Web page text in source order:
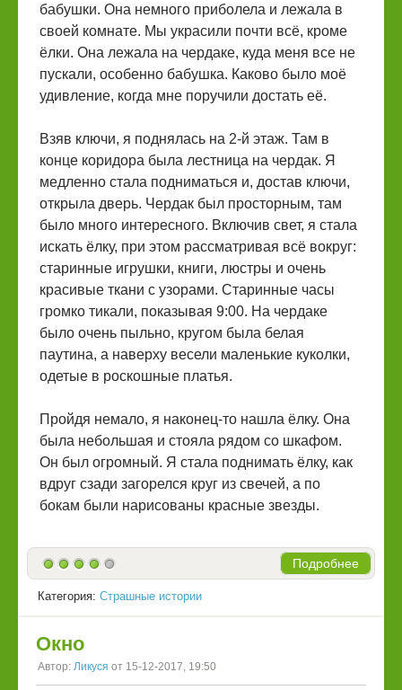
бабушки. Она немного приболела и лежала в
своей комнате. Мы украсили почти всё, кроме
ёлки. Она лежала на чердаке, куда меня все не
пускали, особенно бабушка. Каково было моё
удивление, когда мне поручили достать её.
Взяв ключи, я поднялась на 2-й этаж. Там в
конце коридора была лестница на чердак. Я
медленно стала подниматься и, достав ключи,
открыла дверь. Чердак был просторным, там
было много интересного. Включив свет, я стала
искать ёлку, при этом рассматривая всё вокруг:
старинные игрушки, книги, люстры и очень
красивые ткани с узорами. Старинные часы
громко тикали, показывая 9:00. На чердаке
было очень пыльно, кругом была белая
паутина, а наверху весели маленькие куколки,
одетые в роскошные платья.
Пройдя немало, я наконец-то нашла ёлку. Она
была небольшая и стояла рядом со шкафом.
Он был огромный. Я стала поднимать ёлку, как
вдруг сзади загорелся круг из свечей, а по
бокам были нарисованы красные звезды.
Подробнее
Категория: Страшные истории
Окно
Автор: Ликуся от 15-12-2017, 19:50